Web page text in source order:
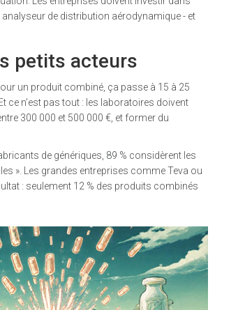
de distribution aérodynamique - et
petits acteurs
un produit combiné, ça passe à 15 à 25
ce n’est pas tout : les laboratoires doivent
300 000 et 500 000 €, et former du
de génériques, 89 % considèrent les
». Les grandes entreprises comme Teva ou
: seulement 12 % des produits combinés